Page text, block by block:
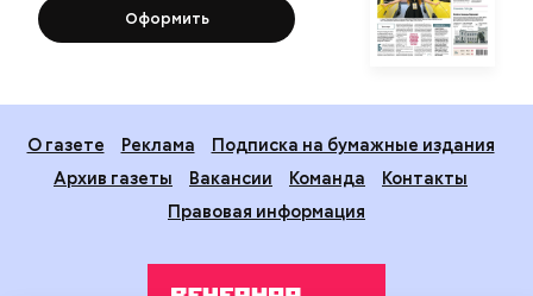
Оформить
О газете Реклама
Подписка на бумажные издания
Архив газеты
Вакансии Команда
Контакты
Правовая информация